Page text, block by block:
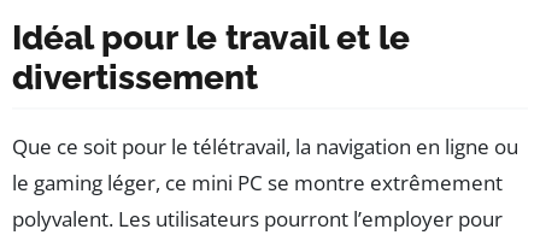
Idéal pour le travail et le
divertissement
Que ce soit pour le télétravail, la navigation en ligne ou
le gaming léger, ce mini PC se montre extrêmement
polyvalent. Les utilisateurs pourront l’employer pour